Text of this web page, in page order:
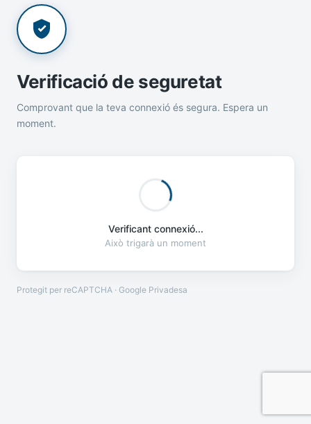
Verificació de seguretat
Comprovant que la teva connexió és segura. Espera un
moment.
Verificant connexió...
Això trigarà un moment
Protegit per reCAPTCHA · Google Privadesa